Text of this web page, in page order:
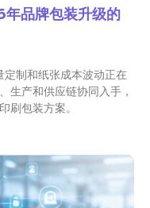
品牌包装升级的
制和纸张成本波动正在
生产和供应链协同入手，
刷包装方案。